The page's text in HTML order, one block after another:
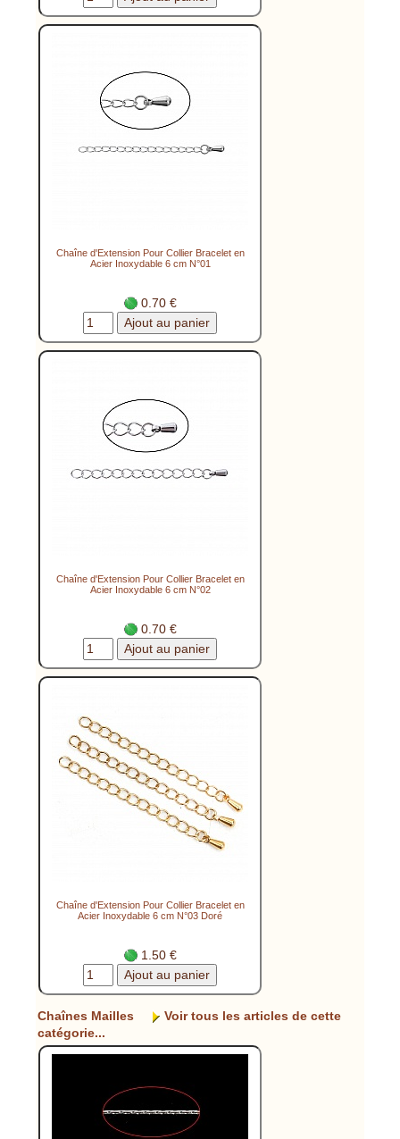
Chaîne d'Extension Pour Collier Bracelet en
Acier Inoxydable 6 cm N°01
0.70 €
Chaîne d'Extension Pour Collier Bracelet en
Acier Inoxydable 6 cm N°02
0.70 €
Chaîne d'Extension Pour Collier Bracelet en
Acier Inoxydable 6 cm N°03 Doré
1.50 €
Chaînes Mailles
Voir tous les articles de cette
catégorie...